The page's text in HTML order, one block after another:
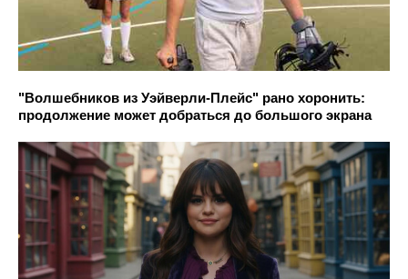
"Волшебников из Уэйверли-Плейс" рано хоронить:
продолжение может добраться до большого экрана